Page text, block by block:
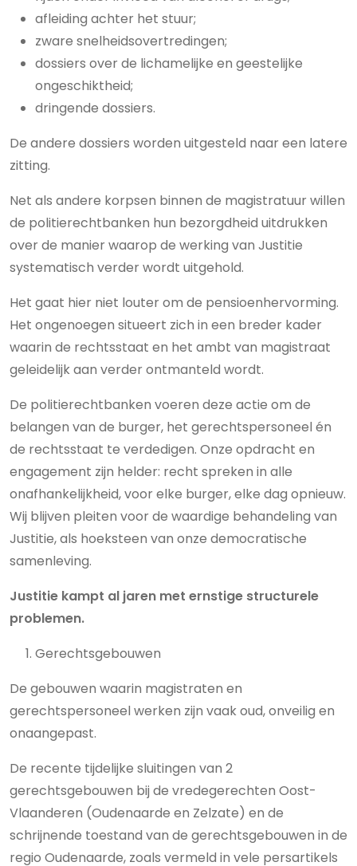
afleiding achter het stuur;
zware snelheidsovertredingen;
dossiers over de lichamelijke en geestelijke
ongeschiktheid;
dringende dossiers.
De andere dossiers worden uitgesteld naar een latere
zitting.
Net als andere korpsen binnen de magistratuur willen
de politierechtbanken hun bezorgdheid uitdrukken
over de manier waarop de werking van Justitie
systematisch verder wordt uitgehold.
Het gaat hier niet louter om de pensioenhervorming.
Het ongenoegen situeert zich in een breder kader
waarin de rechtsstaat en het ambt van magistraat
geleidelijk aan verder ontmanteld wordt.
De politierechtbanken voeren deze actie om de
belangen van de burger, het gerechtspersoneel én
de rechtsstaat te verdedigen. Onze opdracht en
engagement zijn helder: recht spreken in alle
onafhankelijkheid, voor elke burger, elke dag opnieuw.
Wij blijven pleiten voor de waardige behandeling van
Justitie, als hoeksteen van onze democratische
samenleving.
Justitie kampt al jaren met ernstige structurele
problemen.
Gerechtsgebouwen
De gebouwen waarin magistraten en
gerechtspersoneel werken zijn vaak oud, onveilig en
onaangepast.
De recente tijdelijke sluitingen van 2
gerechtsgebouwen bij de vredegerechten Oost-
Vlaanderen (Oudenaarde en Zelzate) en de
schrijnende toestand van de gerechtsgebouwen in de
regio Oudenaarde, zoals vermeld in vele persartikels